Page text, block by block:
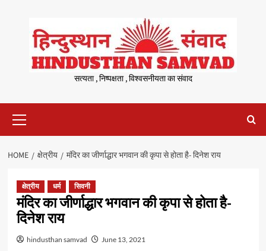
content
सत्यता , निष्पक्षता , विश्वसनीयता का संवाद
Menu
HOME क्षेत्रीय मंदिर का जीर्णाद्धार भगवान की कृपा से होता है- दिनेश राय
क्षेत्रीय धर्म सिवनी
मंदिर का जीर्णाद्धार भगवान की कृपा से होता है-
दिनेश राय
hindusthan samvad June 13, 2021